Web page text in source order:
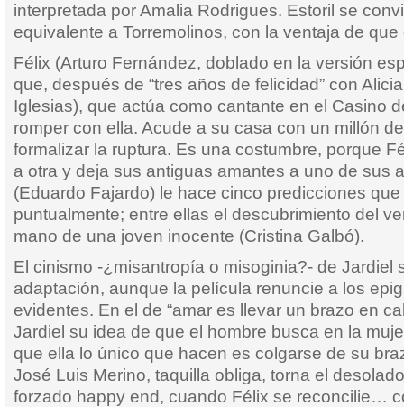
interpretada por Amalia Rodrigues. Estoril se
equivalente a Torremolinos, con la ventaja de
Félix (Arturo Fernández, doblado en la versión
que, después de “tres años de felicidad” con
Iglesias), que actúa como cantante en el Casino
romper con ella. Acude a su casa con un millón
formalizar la ruptura. Es una costumbre, porque
a otra y deja sus antiguas amantes a uno de sus
(Eduardo Fajardo) le hace cinco predicciones
puntualmente; entre ellas el descubrimiento del
mano de una joven inocente (Cristina Galbó).
El cinismo -¿misantropía o misoginia?- de Jardiel
adaptación, aunque la película renuncie a los
evidentes. En el de “amar es llevar un brazo en
Jardiel su idea de que el hombre busca en la
que ella lo único que hacen es colgarse de su
José Luis Merino, taquilla obliga, torna el
forzado happy end, cuando Félix se reconcilie…